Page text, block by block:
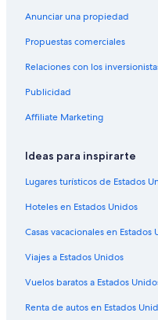
Hoteles ecológicos en
Hoteles en la naturaleza en
Hoteles en Stromlo
Hoteles en Narrabundah
Hoteles con concierge en
Hoteles en Territorio de la
Moteles en Territorio de la
Campings en Canberra del
Casas de huéspedes en
Anunciar una propiedad
Propuestas comerciales
Relaciones con los
Publicidad
Affiliate Marketing
Ideas para inspirarte
Lugares turísticos de Estados
Hoteles en Estados Unidos
Casas vacacionales en Estados
Viajes a Estados Unidos
Vuelos baratos a Estados
Renta de autos en Estados